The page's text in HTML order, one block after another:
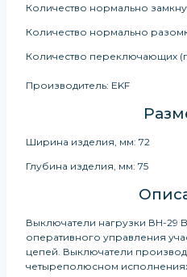
Количество нормально
Количество нормально
Количество переключающих
Производитель: EKF
Ширина изделия, мм: 72
Глубина изделия, мм: 75
Выключатели нагрузки ВН-29
оперативного управления
цепей. Выключатели
четыреполюсном